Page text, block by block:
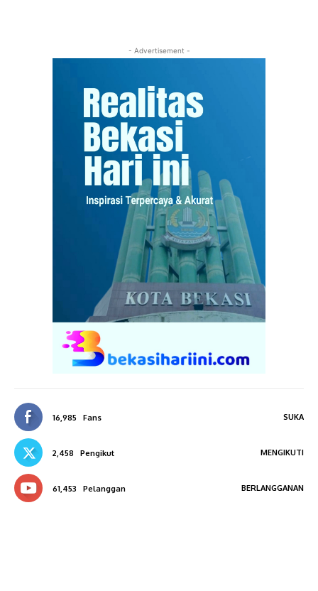
- Advertisement -
16,985 Fans SUKA
2,458 Pengikut MENGIKUTI
61,453 Pelanggan BERLANGGANAN